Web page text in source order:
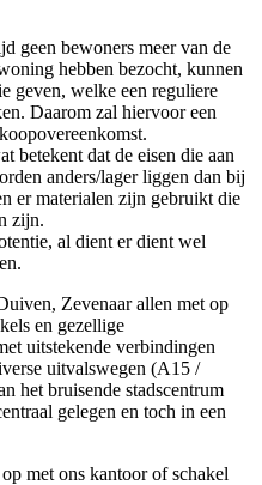
geen bewoners meer van de
hebben bezocht, kunnen
geven, welke een reguliere
Daarom zal hiervoor een
betekent dat de eisen die aan
anders/lager liggen dan bij
er materialen zijn gebruikt die
zijn.
al dient er dient wel
Zevenaar allen met op
en gezellige
uitstekende verbindingen
uitvalswegen (A15 /
het bruisende stadscentrum
gelegen en toch in een
met ons kantoor of schakel